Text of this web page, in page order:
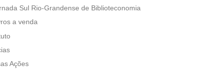
Sul Rio-Grandense de Biblioteconomia
a venda
Ações